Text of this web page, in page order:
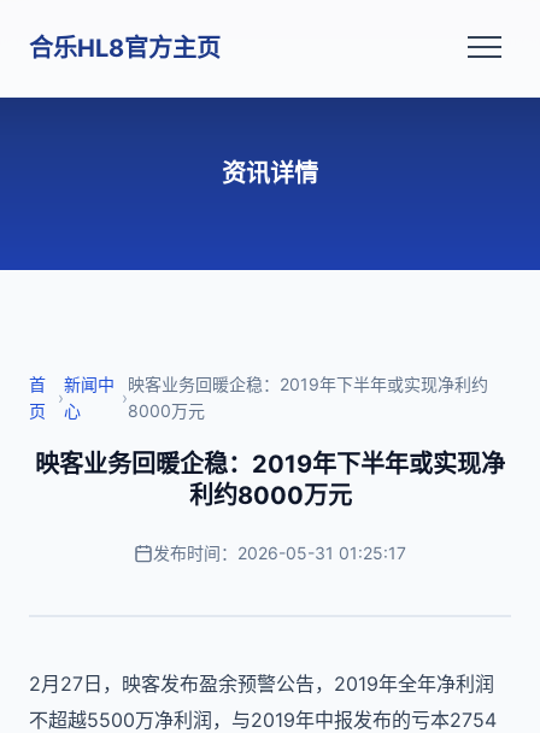
合乐HL8官方主页
资讯详情
首
页
›
新闻中
心
›
映客业务回暖企稳：2019年下半年或实现净利约
8000万元
映客业务回暖企稳：2019年下半年或实现净
利约8000万元
发布时间：2026-05-31 01:25:17
2月27日，映客发布盈余预警公告，2019年全年净利润
不超越5500万净利润，与2019年中报发布的亏本2754